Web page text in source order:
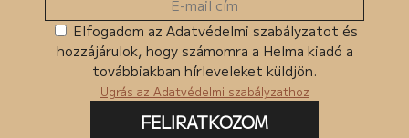
Elfogadom az Adatvédelmi szabályzatot és
hozzájárulok, hogy számomra a Helma kiadó a
továbbiakban hírleveleket küldjön.
Ugrás az Adatvédelmi szabályzathoz
FELIRATKOZOM